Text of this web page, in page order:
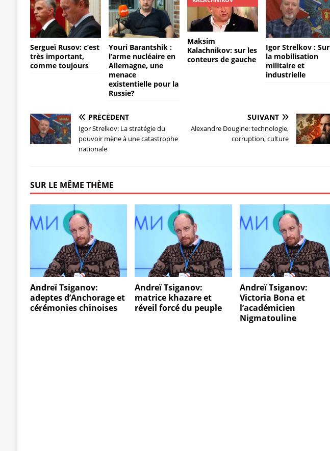
Sergueï Rusov: c’est
très important,
comme toujours
Youri Barantshik :
l’arme nucléaire en
Allemagne, une
menace
existentielle pour la
Russie?
Maksim
Kalachnikov: sur les
conteurs de gauche
Igor Strelkov : Sur
la mobilisation
militaire et
industrielle
PRÉCÉDENT
Igor Strelkov: La stratégie du
pouvoir mène à une catastrophe
nationale
SUIVANT
Alexandre Dougine: technologie,
corruption, culture
SUR LE MÊME THÈME
Andreï Tsiganov:
adeptes d’Anchorage et
cérémonies chinoises
Andreï Tsiganov:
matrice khazare et
réveil forcé du peuple
Andreï Tsiganov:
Victoria Bona et
l’académicien
Nigmatouline